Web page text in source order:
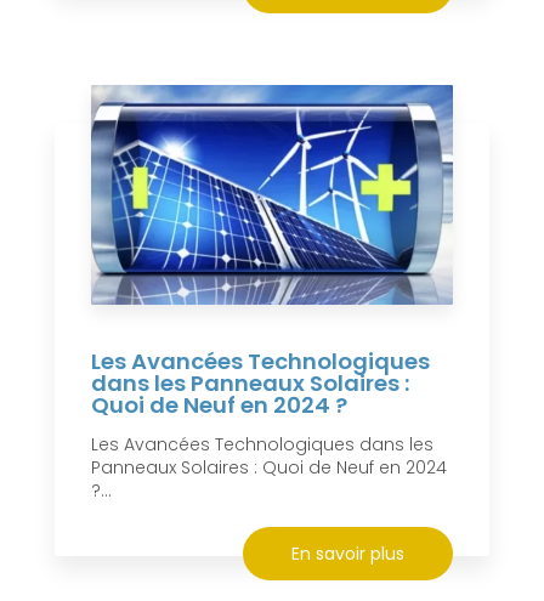
Les Avancées Technologiques
dans les Panneaux Solaires :
Quoi de Neuf en 2024 ?
Les Avancées Technologiques dans les
Panneaux Solaires : Quoi de Neuf en 2024
?...
En savoir plus